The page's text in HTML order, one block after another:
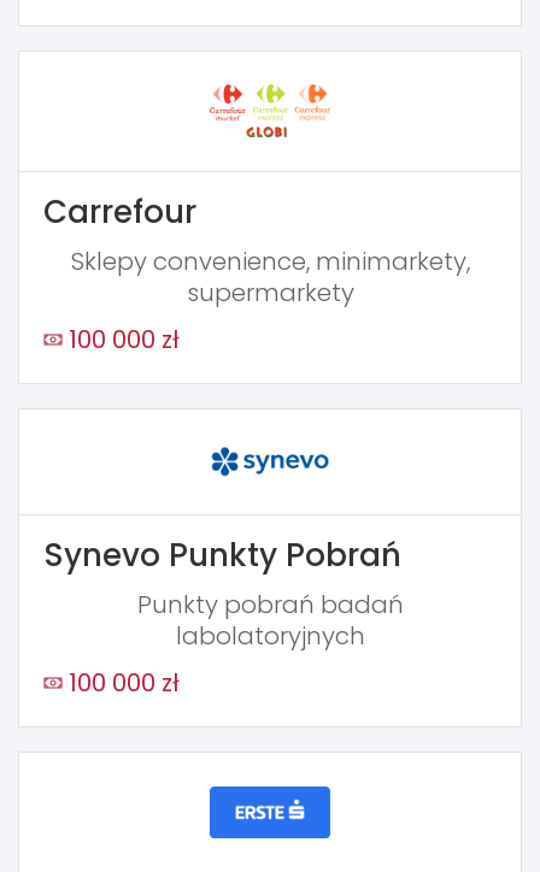
Carrefour
Sklepy convenience, minimarkety,
supermarkety
100 000 zł
Synevo Punkty Pobrań
Punkty pobrań badań
labolatoryjnych
100 000 zł